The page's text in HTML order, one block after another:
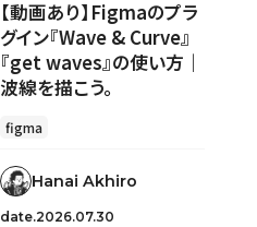
【動画あり】Figmaのプラ
グイン『Wave & Curve』
『get waves』の使い方｜
波線を描こう。
figma
Hanai Akhiro
date.2026.07.30